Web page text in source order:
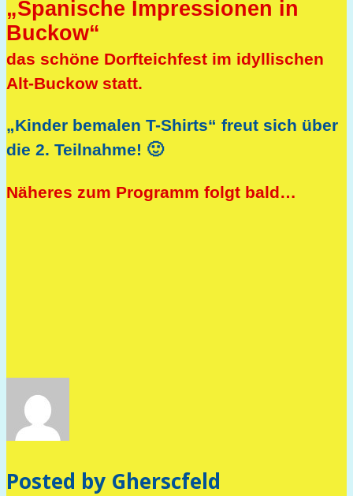
„Spanische Impressionen in
Buckow“
das schöne Dorfteichfest im idyllischen
Alt-Buckow statt.
„Kinder bemalen T-Shirts“ freut sich über
die 2. Teilnahme! 🙂
Näheres zum Programm folgt bald…
Posted by Gherscfeld